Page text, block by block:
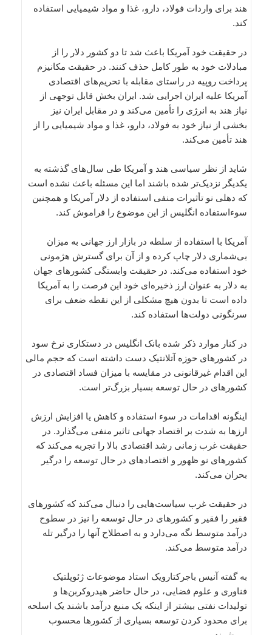
هند برای واردات فولاد، دارو، غذا و مواد شیمیایی استفاده
کند.
در حقیقت خود آمریکا باعث شد تا دو کشور دلار را از
مبادلات خود به طور کامل حذف کنند. در حقیقت مکانیزم
پرداخت روپیه در راستای مقابله با تحریم‌های اقتصادی
آمریکا علیه ایران اجرایی شد. ایران بخش قابل توجهی از
نیاز هند به انرژی را تأمین می‌کند و در مقابل ایران نیز
بخشی از نیاز خود به فولاد، دارو، غذا و مواد شیمیایی را از
هند تأمین می‌کند.
شاید از نظر سیاسی هند و آمریکا طی سال‌های گذشته به
یکدیگر نزدیک‌تر شده باشند اما این مسئله باعث نشده است
که دهلی نو تأثیرات منفی استفاده از دلار آمریکا و همچنین
سوءاستفاده انگلیس از این موضوع را فراموش کند.
آمریکا با استفاده از سلطه در بازار ارز جهانی به میزان
بی‌شماری دلار چاپ کرده و از آن برای گسترش هژمونی
خود استفاده می‌کند. در حقیقت وابستگی کشورهای جهان
به دلار به عنوان ارز ذخیره‌ای خود این فرصت را به آمریکا
داده است تا بدون هیچ مشکلی از این نقطه ضعف برای
سرنگونی دولت‌ها استفاده کند.
در کنار موارد ذکر شده بانک انگلیس در دستکاری نرخ سود
در کشورهای حوزه آتلانتیک دست داشته است که حجم مالی
این اقدام غیرقانونی در مقایسه با میزان فساد اقتصادی در
کشورهای در حال توسعه بسیار بزرگ‌تر است.
اینگونه اقدامات در سوء استفاده و کاهش یا افزایش ارزش
ارزها به شدت بر اقتصاد جهانی تاثیر منفی می‌گذارد. در
حقیقت غرب زمانی رشد اقتصادی بالا را تجربه می‌کند که
کشورهای نو ظهور و اقتصادهای در حال توسعه را درگیر
بحران می‌کند.
در حقیقت غرب سیاست‌هایی را دنبال می‌کند که کشورهای
فقیر را فقیر و کشورهای در حال توسعه را نیز در سطوح
درآمد متوسط نگه می‌دارد و به اصطلاح آنها را درگیر تله
درآمد متوسط می‌کند.
به گفته آنیس باجرکتارویک استاد موضوعات ژئوپلتیک
فناوری و علوم فضایی، در حال حاضر هیدروکربن‌ها و
تولیدات نفتی بیشتر از اینکه یک منبع درآمد باشند یک اسلحه
برای محدود کردن توسعه بسیاری از کشورها محسوب